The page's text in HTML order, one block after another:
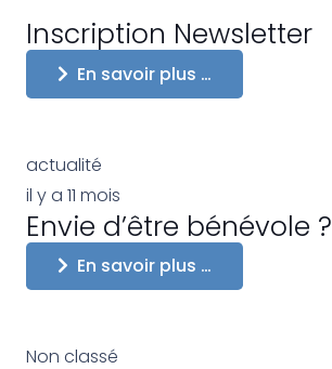
Inscription Newsletter
En savoir plus …
actualité
il y a 11 mois
Envie d’être bénévole ?
En savoir plus …
Non classé